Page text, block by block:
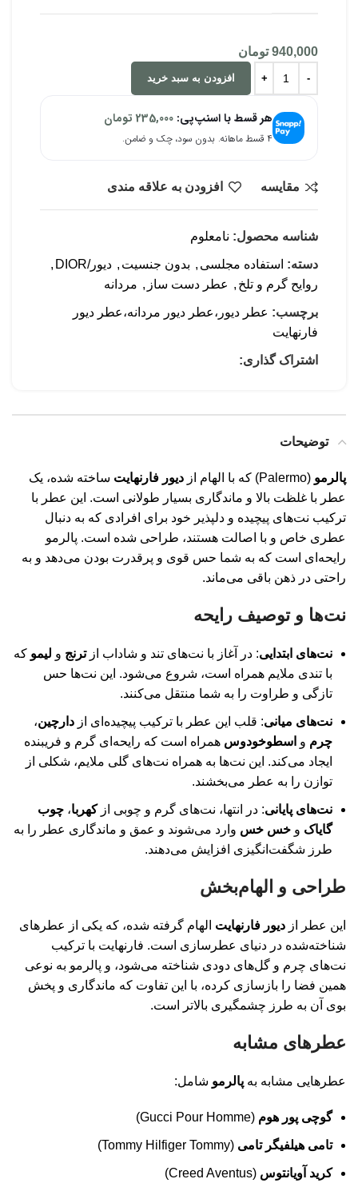
940,000 تومان
افزودن به سبد خرید
هر قسط با اسنپ‌پی: 235,000 تومان
۴ قسط ماهانه. بدون سود، چک و ضامن.
مقایسه افزودن به علاقه مندی
شناسه محصول: نامعلوم
دسته: استفاده مجلسی , بدون جنسیت , دیور/DIOR
,
روایح گرم و تلخ , عطر دست ساز , مردانه
برچسب: عطر دیور،عطر دیور مردانه،عطر دیور
فارنهایت
اشتراک گذاری:
توضیحات
پالرمو (Palermo) که با الهام از دیور فارنهایت ساخته شده، یک
عطر با غلظت بالا و ماندگاری بسیار طولانی است. این عطر با
ترکیب نت‌های پیچیده و دلپذیر خود برای افرادی که به دنبال
عطری خاص و با اصالت هستند، طراحی شده است. پالرمو
رایحه‌ای است که به شما حس قوی و پرقدرت بودن می‌دهد و به
راحتی در ذهن باقی می‌ماند.
نت‌ها و توصیف رایحه
نت‌های ابتدایی: در آغاز با نت‌های تند و شاداب ازترنج و لیمو که
با تندی ملایم همراه است، شروع می‌شود. این نت‌ها حس
تازگی و طراوت را به شما منتقل می‌کنند.
نت‌های میانی: قلب این عطر با ترکیب پیچیده‌ای از دارچین،
چرم و اسطوخودوس همراه است که رایحه‌ای گرم و فریبنده
ایجاد می‌کند. این نت‌ها به همراه نت‌های گلی ملایم، شکلی از
توازن را به عطر می‌بخشند.
نت‌های پایانی: در انتها، نت‌های گرم و چوبی ازکهربا، چوب
گایاک و خس خس وارد می‌شوند و عمق و ماندگاری عطر را به
طرز شگفت‌انگیزی افزایش می‌دهند.
طراحی و الهام‌بخش
این عطر از دیور فارنهایت الهام گرفته شده، که یکی از عطرهای
شناخته‌شده در دنیای عطرسازی است. فارنهایت با ترکیب
نت‌های چرم و گل‌های دودی شناخته می‌شود، و پالرمو به نوعی
همین فضا را بازسازی کرده، با این تفاوت که ماندگاری و پخش
بوی آن به طرز چشمگیری بالاتر است.
عطرهای مشابه
عطرهایی مشابه به پالرمو شامل:
گوچی پور هوم (Gucci Pour Homme)
تامی هیلفیگر تامی (Tommy Hilfiger Tommy)
کرید آویانتوس (Creed Aventus)